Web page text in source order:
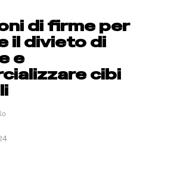
di firme per
il divieto di
e
cibi